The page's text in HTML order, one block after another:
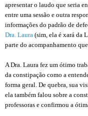
apresentar o laudo que seria
entre uma sessão e outra
informações do padrão de
Dra. Laura (sim, ela é xará da
parte do acompanhamento
A Dra. Laura fez um ótimo
da constipação como a
forma geral. De quebra, sua
ela também falou sobre a
professoras e confirmou a